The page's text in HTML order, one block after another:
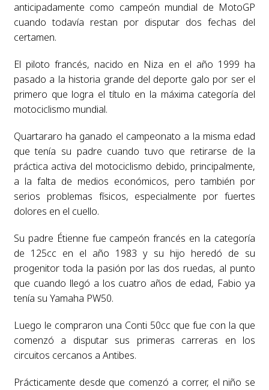
anticipadamente como campeón mundial de MotoGP
cuando todavía restan por disputar dos fechas del
certamen.
El piloto francés, nacido en Niza en el año 1999 ha
pasado a la historia grande del deporte galo por ser el
primero que logra el título en la máxima categoría del
motociclismo mundial.
Quartararo ha ganado el campeonato a la misma edad
que tenía su padre cuando tuvo que retirarse de la
práctica activa del motociclismo debido, principalmente,
a la falta de medios económicos, pero también por
serios problemas físicos, especialmente por fuertes
dolores en el cuello.
Su padre Étienne fue campeón francés en la categoría
de 125cc en el año 1983 y su hijo heredó de su
progenitor toda la pasión por las dos ruedas, al punto
que cuando llegó a los cuatro años de edad, Fabio ya
tenía su Yamaha PW50.
Luego le compraron una Conti 50cc que fue con la que
comenzó a disputar sus primeras carreras en los
circuitos cercanos a Antibes.
Prácticamente desde que comenzó a correr, el niño se